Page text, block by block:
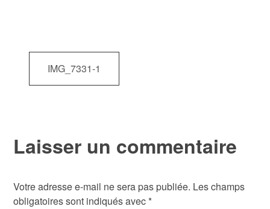
Navigation
l’article
IMG_7331-1
Laisser un commentaire
Votre adresse e-mail ne sera pas publiée. Les champs
obligatoires sont indiqués avec *